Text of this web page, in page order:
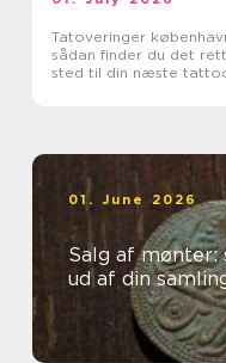
Tatoveringer
sådan finder du det
sted til din næste
01. June 2026
Salg af mønter:
ud af din